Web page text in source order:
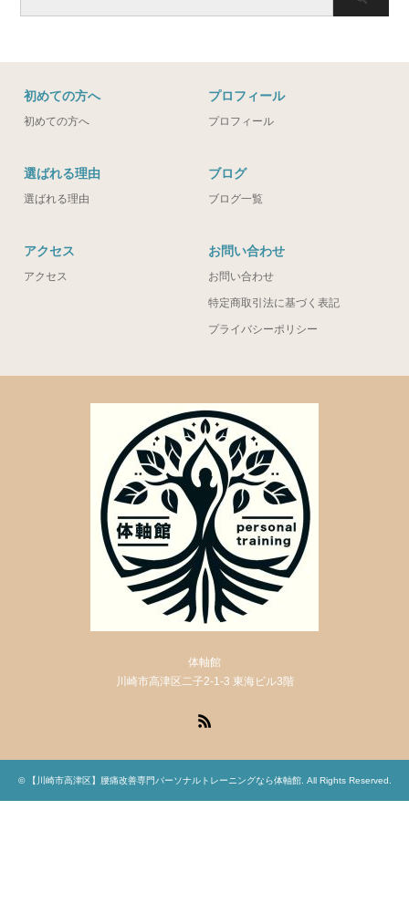
初めての方へ
初めての方へ
プロフィール
プロフィール
選ばれる理由
選ばれる理由
ブログ
ブログ一覧
アクセス
アクセス
お問い合わせ
お問い合わせ
特定商取引法に基づく表記
プライバシーポリシー
体軸館
川崎市高津区二子2-1-3 東海ビル3階
© 【川崎市高津区】腰痛改善専門パーソナルトレーニングなら体軸館. All Rights Reserved.